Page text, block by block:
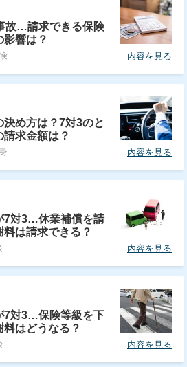
故…請求できる保険
響は？
内容を見る
決め方は？7対3のと
請求金額は？
内容を見る
7対3…休業補償を請
は請求できる？
内容を見る
7対3…保険等級を下
はどうなる？
内容を見る